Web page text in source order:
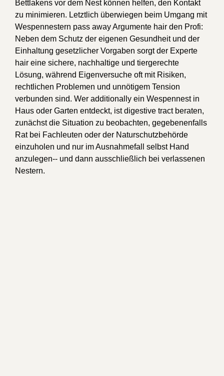
Bettlakens vor dem Nest können helfen, den Kontakt
zu minimieren. Letztlich überwiegen beim Umgang mit
Wespennestern pass away Argumente hair den Profi:
Neben dem Schutz der eigenen Gesundheit und der
Einhaltung gesetzlicher Vorgaben sorgt der Experte
hair eine sichere, nachhaltige und tiergerechte
Lösung, während Eigenversuche oft mit Risiken,
rechtlichen Problemen und unnötigem Tension
verbunden sind. Wer additionally ein Wespennest in
Haus oder Garten entdeckt, ist digestive tract beraten,
zunächst die Situation zu beobachten, gegebenenfalls
Rat bei Fachleuten oder der Naturschutzbehörde
einzuholen und nur im Ausnahmefall selbst Hand
anzulegen-- und dann ausschließlich bei verlassenen
Nestern.